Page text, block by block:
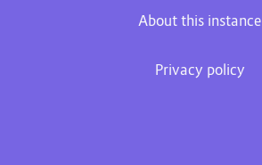
About this instance
Privacy policy